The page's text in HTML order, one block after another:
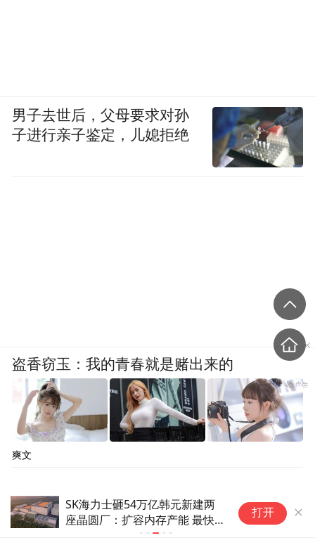
SK海力士砸54万亿韩元新建两
座晶圆厂：扩容内存产能 最快
打开
男子去世后，父母要求对孙
子进行亲子鉴定，儿媳拒绝
盗香窃玉：我的青春就是赌出来的
爽文